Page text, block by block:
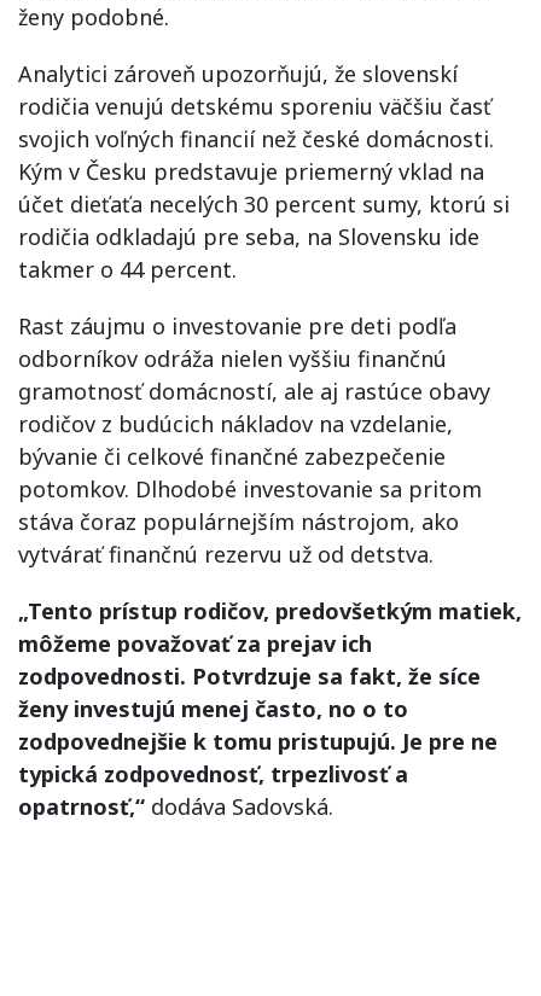
ženy podobné.
Analytici zároveň upozorňujú, že slovenskí
rodičia venujú detskému sporeniu väčšiu časť
svojich voľných financií než české domácnosti.
Kým v Česku predstavuje priemerný vklad na
účet dieťaťa necelých 30 percent sumy, ktorú si
rodičia odkladajú pre seba, na Slovensku ide
takmer o 44 percent.
Rast záujmu o investovanie pre deti podľa
odborníkov odráža nielen vyššiu finančnú
gramotnosť domácností, ale aj rastúce obavy
rodičov z budúcich nákladov na vzdelanie,
bývanie či celkové finančné zabezpečenie
potomkov. Dlhodobé investovanie sa pritom
stáva čoraz populárnejším nástrojom, ako
vytvárať finančnú rezervu už od detstva.
„Tento prístup rodičov, predovšetkým matiek,
môžeme považovať za prejav ich
zodpovednosti. Potvrdzuje sa fakt, že síce
ženy investujú menej často, no o to
zodpovednejšie k tomu pristupujú. Je pre ne
typická zodpovednosť, trpezlivosť a
opatrnosť,“ dodáva Sadovská.